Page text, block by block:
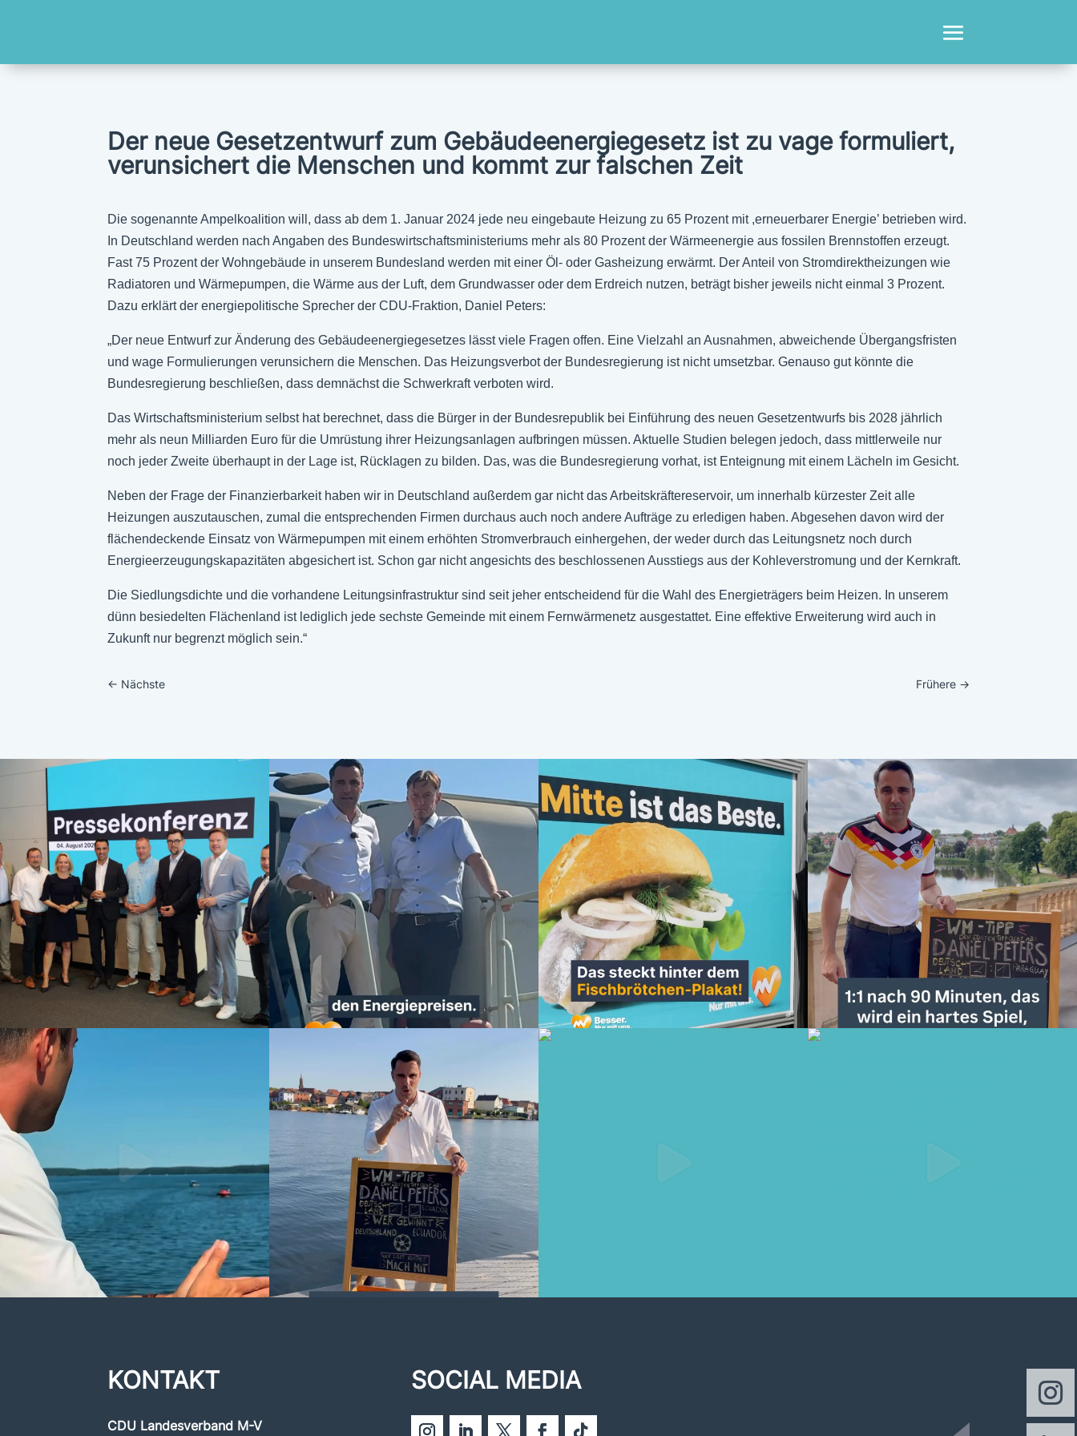
Der neue Gesetzentwurf zum Gebäudeenergiegesetz ist zu vage formuliert,
verunsichert die Menschen und kommt zur falschen Zeit
Die sogenannte Ampelkoalition will, dass ab dem 1. Januar 2024 jede neu eingebaute Heizung zu 65 Prozent mit ,erneuerbarer Energie’ betrieben wird.
In Deutschland werden nach Angaben des Bundeswirtschaftsministeriums mehr als 80 Prozent der Wärmeenergie aus fossilen Brennstoffen erzeugt.
Fast 75 Prozent der Wohngebäude in unserem Bundesland werden mit einer Öl- oder Gasheizung erwärmt. Der Anteil von Stromdirektheizungen wie
Radiatoren und Wärmepumpen, die Wärme aus der Luft, dem Grundwasser oder dem Erdreich nutzen, beträgt bisher jeweils nicht einmal 3 Prozent.
Dazu erklärt der energiepolitische Sprecher der CDU-Fraktion, Daniel Peters:
„Der neue Entwurf zur Änderung des Gebäudeenergiegesetzes lässt viele Fragen offen. Eine Vielzahl an Ausnahmen, abweichende Übergangsfristen
und wage Formulierungen verunsichern die Menschen. Das Heizungsverbot der Bundesregierung ist nicht umsetzbar. Genauso gut könnte die
Bundesregierung beschließen, dass demnächst die Schwerkraft verboten wird.
Das Wirtschaftsministerium selbst hat berechnet, dass die Bürger in der Bundesrepublik bei Einführung des neuen Gesetzentwurfs bis 2028 jährlich
mehr als neun Milliarden Euro für die Umrüstung ihrer Heizungsanlagen aufbringen müssen. Aktuelle Studien belegen jedoch, dass mittlerweile nur
noch jeder Zweite überhaupt in der Lage ist, Rücklagen zu bilden. Das, was die Bundesregierung vorhat, ist Enteignung mit einem Lächeln im Gesicht.
Neben der Frage der Finanzierbarkeit haben wir in Deutschland außerdem gar nicht das Arbeitskräftereservoir, um innerhalb kürzester Zeit alle
Heizungen auszutauschen, zumal die entsprechenden Firmen durchaus auch noch andere Aufträge zu erledigen haben. Abgesehen davon wird der
flächendeckende Einsatz von Wärmepumpen mit einem erhöhten Stromverbrauch einhergehen, der weder durch das Leitungsnetz noch durch
Energieerzeugungskapazitäten abgesichert ist. Schon gar nicht angesichts des beschlossenen Ausstiegs aus der Kohleverstromung und der Kernkraft.
Die Siedlungsdichte und die vorhandene Leitungsinfrastruktur sind seit jeher entscheidend für die Wahl des Energieträgers beim Heizen. In unserem
dünn besiedelten Flächenland ist lediglich jede sechste Gemeinde mit einem Fernwärmenetz ausgestattet. Eine effektive Erweiterung wird auch in
Zukunft nur begrenzt möglich sein.“
← Nächste Frühere→
KONTAKT
CDU Landesverband M-V
SOCIAL MEDIA